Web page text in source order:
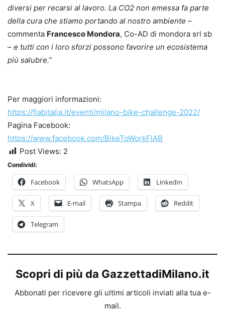
diversi per recarsi al lavoro. La CO2 non emessa fa parte
della cura che stiamo portando al nostro ambiente –
commenta Francesco Mondora, Co-AD di mondora srl sb
– e tutti con i loro sforzi possono favorire un ecosistema
più salubre.”
Per maggiori informazioni:
https://fiabitalia.it/eventi/milano-bike-challenge-2022/
Pagina Facebook:
https://www.facebook.com/BikeToWorkFIAB
Post Views: 2
Condividi:
Facebook WhatsApp LinkedIn
X E-mail Stampa Reddit
Telegram
Scopri di più da GazzettadiMilano.it
Abbonati per ricevere gli ultimi articoli inviati alla tua e-
mail.